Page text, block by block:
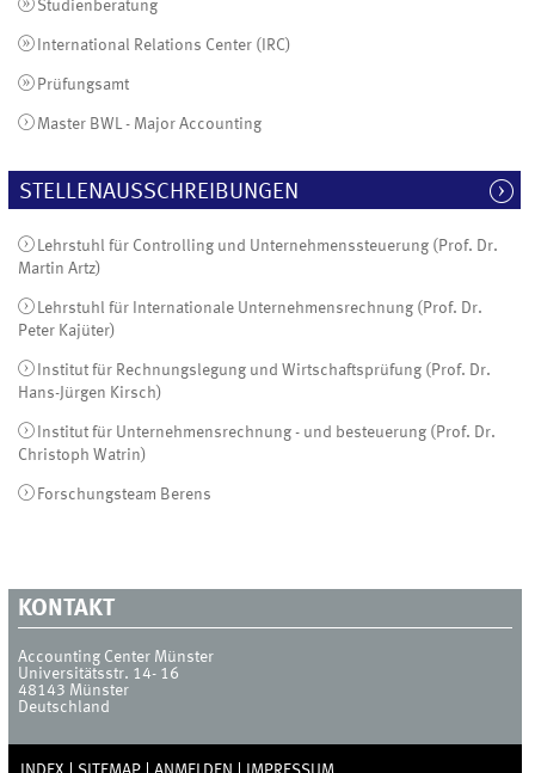
Studienberatung
International Relations Center (IRC)
Prüfungsamt
Master BWL - Major Accounting
STELLENAUSSCHREIBUNGEN
Lehrstuhl für Controlling und Unternehmenssteuerung (Prof. Dr.
Martin Artz)
Lehrstuhl für Internationale Unternehmensrechnung (Prof. Dr.
Peter Kajüter)
Institut für Rechnungslegung und Wirtschaftsprüfung (Prof. Dr.
Hans-Jürgen Kirsch)
Institut für Unternehmensrechnung - und besteuerung (Prof. Dr.
Christoph Watrin)
Forschungsteam Berens
KONTAKT
Accounting Center Münster
Universitätsstr. 14- 16
48143 Münster
Deutschland